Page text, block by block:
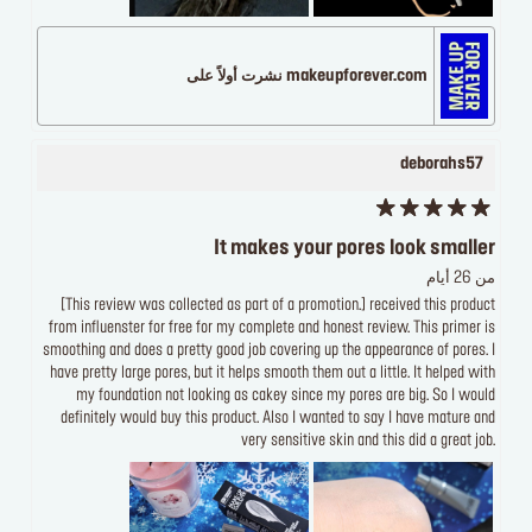
makeupforever.com نشرت أولاً على
deborahs57
It makes your pores look smaller
من 26 أيام
[This review was collected as part of a promotion.] received this product
from influenster for free for my complete and honest review. This primer is
smoothing and does a pretty good job covering up the appearance of pores. I
have pretty large pores, but it helps smooth them out a little. It helped with
my foundation not looking as cakey since my pores are big. So I would
definitely would buy this product. Also I wanted to say I have mature and
very sensitive skin and this did a great job.